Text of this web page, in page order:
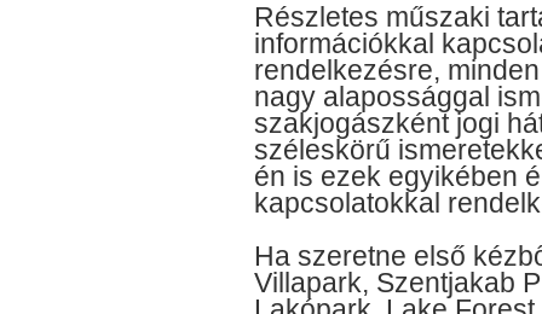
Részletes műszaki
információkkal
rendelkezésre,
nagy alapossággal
szakjogászként jogi
széleskörű
én is ezek egyikében
kapcsolatokkal
Ha szeretne első
Villapark, Szentjakab